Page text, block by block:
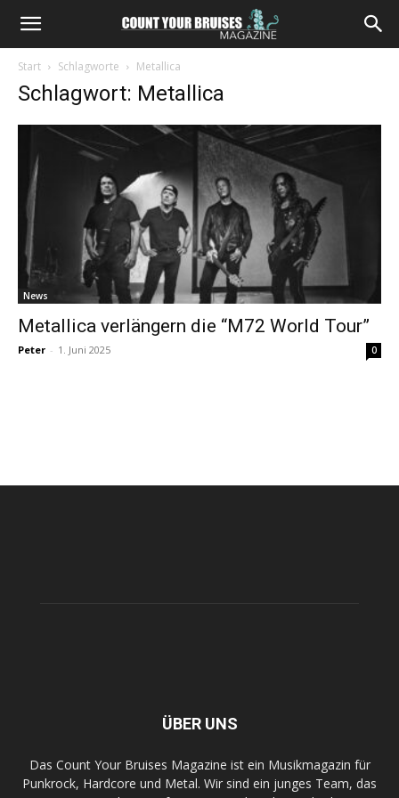
Start Schlagworte Metallica
Schlagwort: Metallica
News
Metallica verlängern die “M72 World Tour”
Peter - 1. Juni 2025 0
ÜBER UNS
Das Count Your Bruises Magazine ist ein Musikmagazin für
Punkrock, Hardcore und Metal. Wir sind ein junges Team, das